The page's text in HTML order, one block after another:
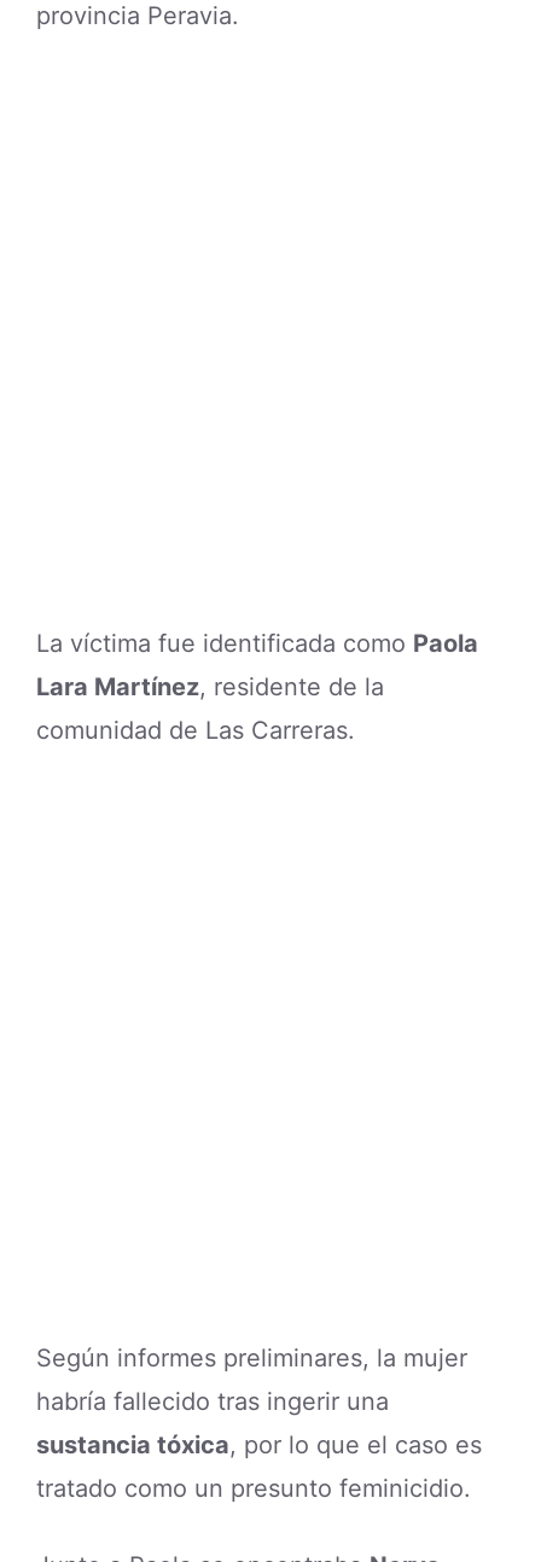
provincia Peravia.
La víctima fue identificada como Paola
Lara Martínez, residente de la
comunidad de Las Carreras.
Según informes preliminares, la mujer
habría fallecido tras ingerir una
sustancia tóxica, por lo que el caso es
tratado como un presunto feminicidio.